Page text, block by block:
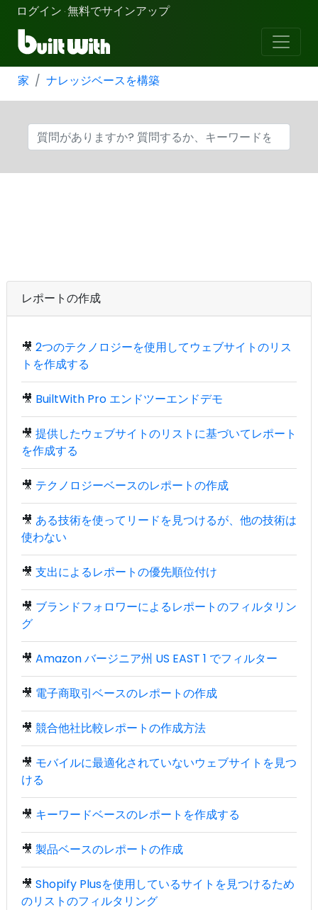
ログイン ·無料でサインアップ
家 ナレッジベースを構築
レポートの作成
🎥 2つのテクノロジーを使用してウェブサイトのリス
トを作成する
🎥 BuiltWith Pro エンドツーエンドデモ
🎥 提供したウェブサイトのリストに基づいてレポート
を作成する
🎥 テクノロジーベースのレポートの作成
🎥 ある技術を使ってリードを見つけるが、他の技術は
使わない
🎥 支出によるレポートの優先順位付け
🎥 ブランドフォロワーによるレポートのフィルタリン
グ
🎥 Amazon バージニア州 US EAST 1 でフィルター
🎥 電子商取引ベースのレポートの作成
🎥 競合他社比較レポートの作成方法
🎥 モバイルに最適化されていないウェブサイトを見つ
ける
🎥 キーワードベースのレポートを作成する
🎥 製品ベースのレポートの作成
🎥 Shopify Plusを使用しているサイトを見つけるため
のリストのフィルタリング